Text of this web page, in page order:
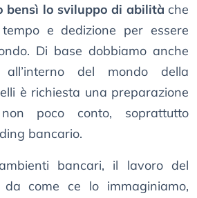
bensì lo sviluppo di abilità che
e dedizione per essere
Di base dobbiamo anche
all’interno del mondo della
è richiesta una preparazione
poco conto, soprattutto
bancario.
bancari, il lavoro del
come ce lo immaginiamo,